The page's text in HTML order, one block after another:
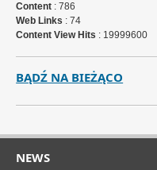
Content : 786
Web Links : 74
Content View Hits : 19999600
BĄDŹ NA BIEŻĄCO
NEWS